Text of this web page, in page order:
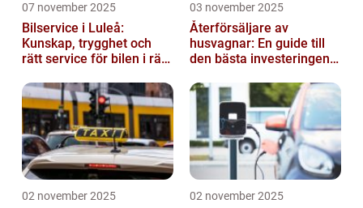
07 november 2025
Bilservice i Luleå:
Kunskap, trygghet och
rätt service för bilen i rätt
03 november 2025
Återförsäljare av
husvagnar: En guide till
den bästa investeringen
02 november 2025 02 november 2025